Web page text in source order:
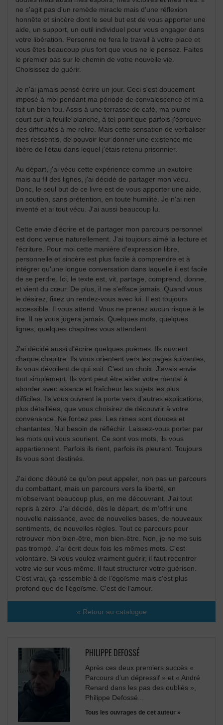
ne s'agit pas d'un remède miracle mais d'une réflexion
honnête et sincère dont le seul but est de vous apporter une
aide, un support, un outil individuel pour vous engager dans
votre libération. Personne ne fera le travail à votre place et
vous êtes beaucoup plus fort que vous ne le pensez. Faites
le premier pas sur le chemin de votre nouvelle vie.
Choisissez de guérir.
Je n'ai jamais pensé écrire un jour. Ceci s'est doucement
imposé à moi pendant ma période de convalescence et m'a
fait un bien fou. Assis à une terrasse de café, ma plume
court sur la feuille blanche, à tel point que parfois j'éprouve
des difficultés à me relire. Mais cette sensation de verbaliser
mes ressentis, de pouvoir leur donner une existence me
libère de l'étau dans lequel j'étais retenu prisonnier.
Au départ, j'ai vécu cette expérience comme un exutoire
mais au fil des lignes, j'ai décidé de partager mon vécu.
Donc, le seul but de ce livre est de vous apporter une aide,
un soutien, sans prétention, en toute humilité. Je n'ai rien
inventé et ai tout vécu. J'ai aussi beaucoup lu.
Cette envie d'écrire et de partager mon parcours personnel
est donc venue naturellement. J'ai toujours aimé la lecture et
l'écriture. Pour moi cette manière d'expression libre,
personnelle et sincère est plus facile à comprendre et à
intégrer qu'une longue conversation dans laquelle il est facile
de se perdre. Ici, le texte est, vit, partage, comprend, donne,
et vient du cœur. De plus, il ne s'efface jamais. Quand vous
le désirez, fixez un rendez-vous avec lui. Il est toujours
accessible. Il vous attend. Vous ne prenez aucun risque à le
lire. Il ne vous jugera jamais. Quelques mots, quelques
lignes, quelques chapitres vous attendent.
J'ai décidé aussi d'écrire quelques poèmes. Ils ouvrent
chaque chapitre. Ils vous orientent vers les pages suivantes,
ils vous dévoilent de qui suit. C'est un choix. J'avais envie
tout simplement. Ils vont peut­ être aider votre mental à
aborder avec aisance et fraîcheur les sujets les plus
difficiles. Ils vous ouvrent la porte vers d'autres explications,
plus détaillées, que vous choisirez de découvrir à votre
convenance. Ne forcez pas. Les rimes sont douces et
chantantes. Nul besoin de réfléchir. Laissez-vous porter par
les mots qui vous sourient. Ce sont vos mots, ils vous
appartiennent. Parfois ils rient, parfois ils pleurent. Toujours
ils vous sont destinés.
J'ai donc débuté ce qu'on peut appeler, non pas un parcours
du combattant, mais un parcours vers la liberté, en
m'observant beaucoup plus, en me découvrant. J'ai tout
repris à zéro. J'ai décidé, dès le départ, de m'offrir une
nouvelle naissance, avec de nouvelles bases, de nouveaux
sentiments, de nouvelles règles. Tout ce parcours pour
retrouver mon bien-être, mon bien-être. Non, je ne me suis
pas trompé. J'ai écrit deux fois les mêmes mots. C'est
volontaire. Si vous voulez vraiment guérir, il faut recentrer
votre vie sur vous-même. Il faut structurer votre guérison.
C'est vrai, ça ressemble à de l'égoïsme mais c'est plus
profond que de l'égoïsme. C'est de l'amour.
« Retour au catalogue
PHILIPPE DEFOSSÉ
Après ces deux premiers succès «
Parcours d’un dépressif » et « André
Renard dans les pas des oubliés »,
Philippe Defossé...
Tous les ouvrages de cet auteur »